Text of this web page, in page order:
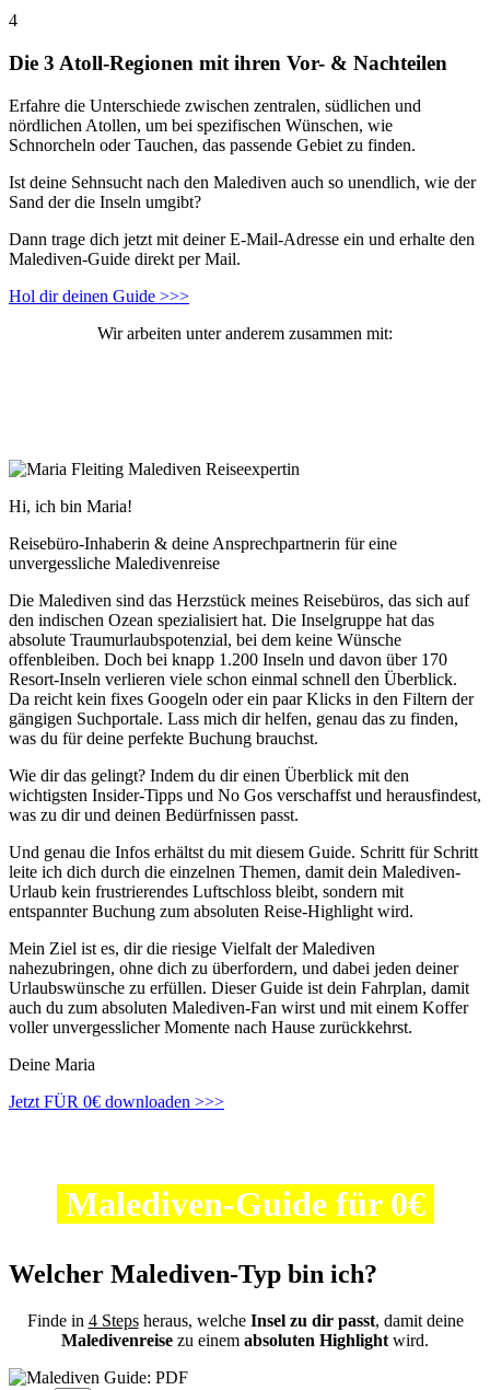
4
Die 3 Atoll-Regionen mit ihren Vor- & Nachteilen
Erfahre die Unterschiede zwischen zentralen, südlichen und
nördlichen Atollen, um bei spezifischen Wünschen, wie
Schnorcheln oder Tauchen, das passende Gebiet zu finden.
Ist deine Sehnsucht nach den Malediven auch so unendlich, wie der
Sand der die Inseln umgibt?
Dann trage dich jetzt mit deiner E-Mail-Adresse ein und erhalte den
Malediven-Guide direkt per Mail.
Hol dir deinen Guide >>>
Wir arbeiten unter anderem zusammen mit:
Hi, ich bin Maria!
Reisebüro-Inhaberin & deine Ansprechpartnerin für eine
unvergessliche Maledivenreise
Die Malediven sind das Herzstück meines Reisebüros, das sich auf
den indischen Ozean spezialisiert hat. Die Inselgruppe hat das
absolute Traumurlaubspotenzial, bei dem keine Wünsche
offenbleiben. Doch bei knapp 1.200 Inseln und davon über 170
Resort-Inseln verlieren viele schon einmal schnell den Überblick.
Da reicht kein fixes Googeln oder ein paar Klicks in den Filtern der
gängigen Suchportale. Lass mich dir helfen, genau das zu finden,
was du für deine perfekte Buchung brauchst.
Wie dir das gelingt? Indem du dir einen Überblick mit den
wichtigsten Insider-Tipps und No Gos verschaffst und herausfindest,
was zu dir und deinen Bedürfnissen passt.
Und genau die Infos erhältst du mit diesem Guide. Schritt für Schritt
leite ich dich durch die einzelnen Themen, damit dein Malediven-
Urlaub kein frustrierendes Luftschloss bleibt, sondern mit
entspannter Buchung zum absoluten Reise-Highlight wird.
Mein Ziel ist es, dir die riesige Vielfalt der Malediven
nahezubringen, ohne dich zu überfordern, und dabei jeden deiner
Urlaubswünsche zu erfüllen. Dieser Guide ist dein Fahrplan, damit
auch du zum absoluten Malediven-Fan wirst und mit einem Koffer
voller unvergesslicher Momente nach Hause zurückkehrst.
Deine Maria
Jetzt FÜR 0€ downloaden >>>
Malediven-Guide für 0€
Welcher Malediven-Typ bin ich?
Finde in 4 Stepsheraus, welche Insel zu dir passt, damit deine
Maledivenreise zu einem absoluten Highlight wird.